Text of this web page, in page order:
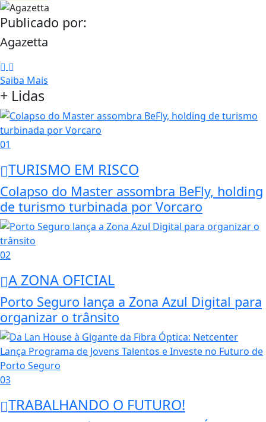
Publicado por:
Agazetta
Saiba Mais
+ Lidas
01
TURISMO EM RISCO
Colapso do Master assombra BeFly, holding
de turismo turbinada por Vorcaro
02
A ZONA OFICIAL
Porto Seguro lança a Zona Azul Digital para
organizar o trânsito
03
TRABALHANDO O FUTURO!